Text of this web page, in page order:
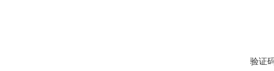
验证